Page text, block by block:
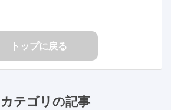
トップに戻る
テゴリの記事